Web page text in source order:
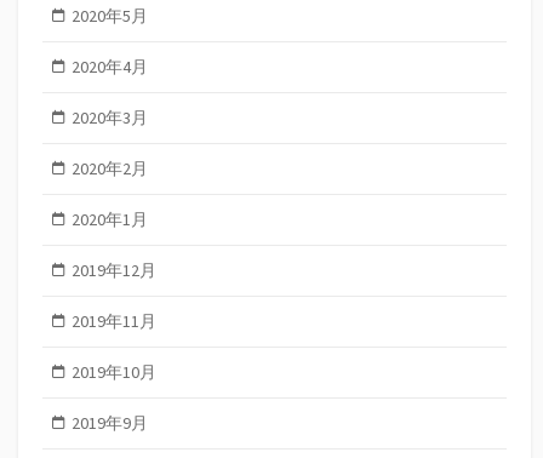
2020年5月
2020年4月
2020年3月
2020年2月
2020年1月
2019年12月
2019年11月
2019年10月
2019年9月